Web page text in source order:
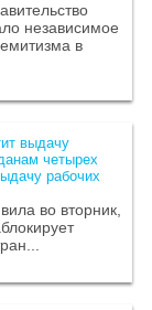
независимое
в
выдачу
четырех
рабочих
во вторник,